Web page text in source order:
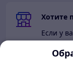
Хотите
Если у